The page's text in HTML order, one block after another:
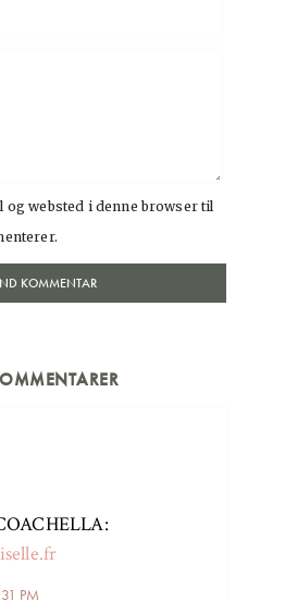
og websted i denne browser til
PM